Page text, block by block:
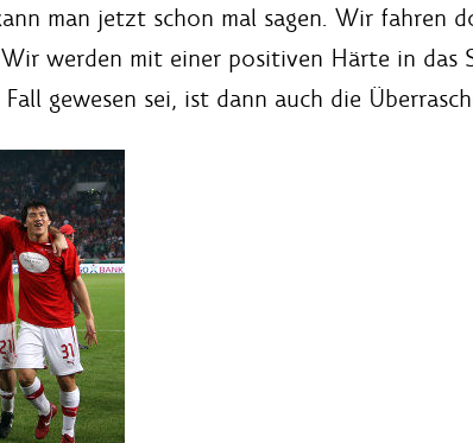
man jetzt schon mal sagen. Wir fahren
werden mit einer positiven Härte in das
gewesen sei, ist dann auch die